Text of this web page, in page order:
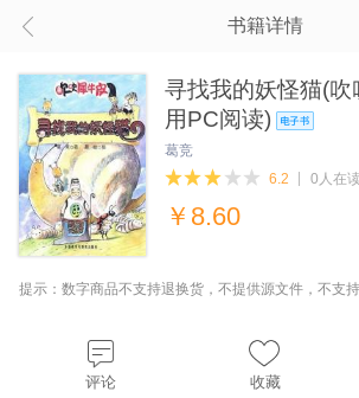
书籍详情
寻找我的妖怪猫(吹
用PC阅读)
葛竞
6.2
0人在读
￥ 8.60
提示：数字商品不支持退换货，不提供源文件，不支持
评论 收藏